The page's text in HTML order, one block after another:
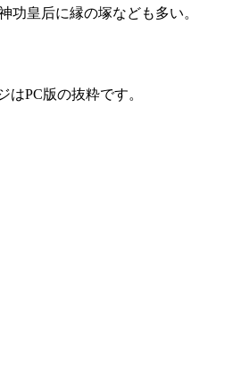
功皇后に縁の塚なども多い。
はPC版の抜粋です。